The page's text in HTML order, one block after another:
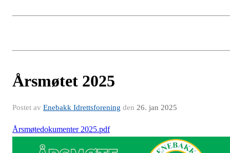
Årsmøtet 2025
Postet av Enebakk Idrettsforening den 26. jan 2025
Årsmøtedokumenter 2025.pdf